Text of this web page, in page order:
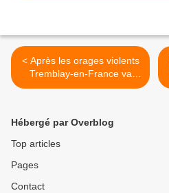
< Après les orages violents
Tremblay-en-France va
demander la
Hébergé par Overblog
Top articles
Pages
Contact